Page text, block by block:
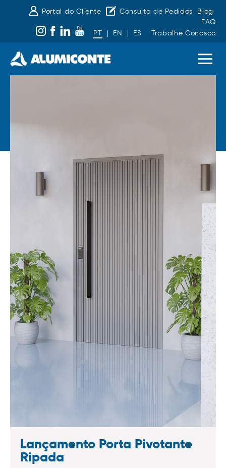
Portal do Cliente Consulta de Pedidos
Blog
FAQ
PT
| EN | ES Trabalhe Conosco
Lançamento Porta Pivotante
Ripada